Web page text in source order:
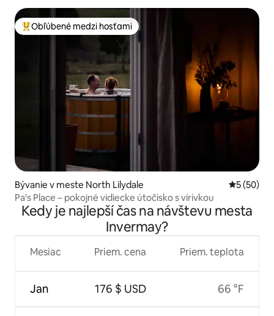
Najobľúbenejšie medzi hosťami
Obľúbené medzi hosťami
Bývanie v meste North Lilydale
5 (50)
Pa's Place – pokojné vidiecke útočisko s vírivkou
Kedy je najlepší čas na návštevu mesta
Invermay?
Mesiac
Jan
Priem. cena
176 $ USD
Priem. teplota
66 °F